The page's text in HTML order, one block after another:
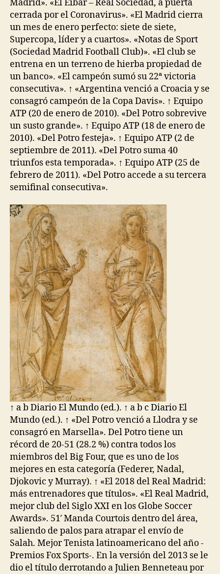
Madrid». «El Eibar – Real Sociedad, a puerta
cerrada por el Coronavirus». «El Madrid cierra
un mes de enero perfecto: siete de siete,
Supercopa, líder y a cuartos». «Notas de Sport
(Sociedad Madrid Football Club)». «El club se
entrena en un terreno de hierba propiedad de
un banco». «El campeón sumó su 22ª victoria
consecutiva». ↑ «Argentina venció a Croacia y se
consagró campeón de la Copa Davis». ↑ Equipo
ATP (20 de enero de 2010). «Del Potro sobrevive
un susto grande». ↑ Equipo ATP (18 de enero de
2010). «Del Potro festeja». ↑ Equipo ATP (2 de
septiembre de 2011). «Del Potro suma 40
triunfos esta temporada». ↑ Equipo ATP (25 de
febrero de 2011). «Del Potro accede a su tercera
semifinal consecutiva».
↑ a b Diario El Mundo (ed.). ↑ a b c Diario El
Mundo (ed.). ↑ «Del Potro venció a Llodra y se
consagró en Marsella». Del Potro tiene un
récord de 20-51 (28.2 %) contra todos los
miembros del Big Four, que es uno de los
mejores en esta categoría (Federer, Nadal,
Djokovic y Murray). ↑ «El 2018 del Real Madrid:
más entrenadores que títulos». «El Real Madrid,
mejor club del Siglo XXI en los Globe Soccer
Awards». 51′ Manda Courtois dentro del área,
saliendo de palos para atrapar el envío de
Salah. Mejor Tenista latinoamericano del año -
Premios Fox Sports-. En la versión del 2013 se le
dio el título derrotando a Julien Benneteau por